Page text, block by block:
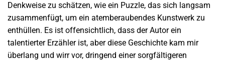
Denkweise zu schätzen, wie ein Puzzle, das sich langsam
zusammenfügt, um ein atemberaubendes Kunstwerk zu
enthüllen. Es ist offensichtlich, dass der Autor ein
talentierter Erzähler ist, aber diese Geschichte kam mir
überlang und wirr vor, dringend einer sorgfältigeren